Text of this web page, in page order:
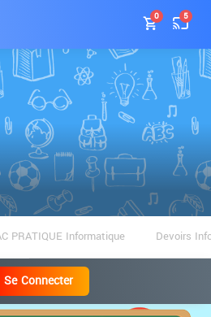
0 5
PRATIQUE Informatique Devoirs
Se Connecter